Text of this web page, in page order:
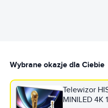
Wybrane okazje dla Ciebie
Telewizor
MINILED 4K